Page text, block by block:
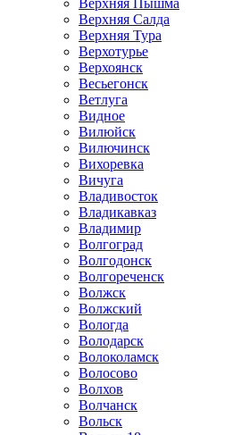
Верхняя Пышма
Верхняя Салда
Верхняя Тура
Верхотурье
Верхоянск
Весьегонск
Ветлуга
Видное
Вилюйск
Вилючинск
Вихоревка
Вичуга
Владивосток
Владикавказ
Владимир
Волгоград
Волгодонск
Волгореченск
Волжск
Волжский
Вологда
Володарск
Волоколамск
Волосово
Волхов
Волчанск
Вольск